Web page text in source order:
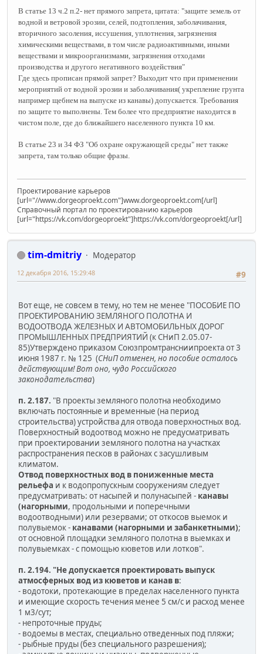
В статье 13 ч.2 п.2- нет прямого запрета, цитата: "защите земель от
водной и ветровой эрозии, селей, подтопления, заболачивания,
вторичного засоления, иссушения, уплотнения, загрязнения
химическими веществами, в том числе радиоактивными, иными
веществами и микроорганизмами, загрязнения отходами
производства и другого негативного воздействия"
Где здесь прописан прямой запрет? Выходит что при применении
мероприятий от водной эрозии и заболачивания( укрепление грунта
например щебнем на выпуске из канавы) допускается. Требования
по защите то выполнены. Тем более что предприятие находится в
чистом поле, где до ближайшего населенного пункта 10 км.
В статье 23 и 34 ФЗ "Об охране окружающей среды" нет также
запрета, там только общие фразы.
Проектирование карьеров
[url="//www.dorgeoproekt.com"]www.dorgeoproekt.com[/url]
Справочный портал по проектированию карьеров
[url="https://vk.com/dorgeoproekt"]https://vk.com/dorgeoproekt[/url]
tim-dmitriy
Модератор
#9
12 декабря 2016, 15:29:48
Вот еще, не совсем в тему, но тем не менее "ПОСОБИЕ ПО
ПРОЕКТИРОВАНИЮ ЗЕМЛЯНОГО ПОЛОТНА И
ВОДООТВОДА ЖЕЛЕЗНЫХ И АВТОМОБИЛЬНЫХ ДОРОГ
ПРОМЫШЛЕННЫХ ПРЕДПРИЯТИЙ (к СНиП 2.05.07-
85)Утверждено приказом Союзпромтрансниипроекта от 3
июня 1987 г. № 125 (СНиП отменен, но пособие осталось
действующим! Вот оно, чудо Российского
законодательства)
п. 2.187. "В проекты земляного полотна необходимо
включать постоянные и временные (на период
строительства) устройства для отвода поверхностных вод.
Поверхностный водоотвод можно не предусматривать
при проектировании земляного полотна на участках
распространения песков в районах с засушливым
климатом.
Отвод поверхностных вод в пониженные места
рельефа и к водопропускным сооружениям следует
предусматривать: от насыпей и полунасыпей - канавы
(нагорными, продольными и поперечными
водоотводными) или резервами; от откосов выемок и
полувыемок - канавами (нагорными и забанкетными);
от основной площадки земляного полотна в выемках и
полувыемках - с помощью кюветов или лотков".
п. 2.194. "Не допускается проектировать выпуск
атмосферных вод из кюветов и канав в:
- водотоки, протекающие в пределах населенного пункта
и имеющие скорость течения менее 5 см/с и расход менее
1 м3/сут;
- непроточные пруды;
- водоемы в местах, специально отведенных под пляжи;
- рыбные пруды (без специального разрешения);